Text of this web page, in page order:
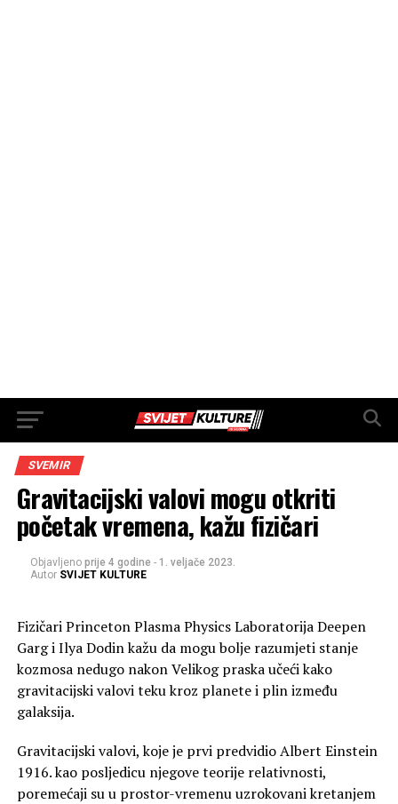
SVEMIR
Gravitacijski valovi mogu otkriti
početak vremena, kažu fizičari
Objavljeno prije 4 godine - 1. veljače 2023.
Autor SVIJET KULTURE
Fizičari Princeton Plasma Physics Laboratorija Deepen
Garg i Ilya Dodin kažu da mogu bolje razumjeti stanje
kozmosa nedugo nakon Velikog praska učeći kako
gravitacijski valovi teku kroz planete i plin između
galaksija.
Gravitacijski valovi, koje je prvi predvidio Albert Einstein
1916. kao posljedicu njegove teorije relativnosti,
poremećaji su u prostor-vremenu uzrokovani kretanjem